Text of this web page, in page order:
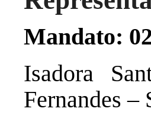
Mandato:
Isadora
Fernandes –